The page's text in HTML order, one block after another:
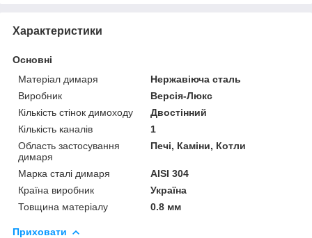
Характеристики
Основні
Матеріал димаря
Нержавіюча сталь
Виробник
Версія-Люкс
Кількість стінок димоходу
Двостінний
Кількість каналів
1
Область застосування
димаря
Печі, Каміни, Котли
Марка сталі димаря
AISI 304
Країна виробник
Україна
Товщина матеріалу
0.8 мм
Приховати